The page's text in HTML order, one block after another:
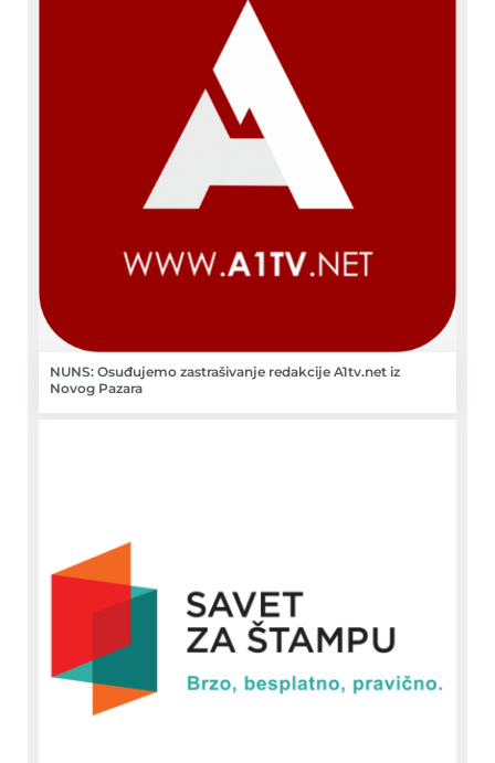
NUNS: Osuđujemo zastrašivanje redakcije A1tv.net iz
Novog Pazara